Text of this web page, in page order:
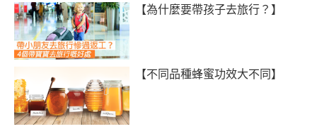
【為什麼要帶孩子去旅行？】
【不同品種蜂蜜功效大不同】